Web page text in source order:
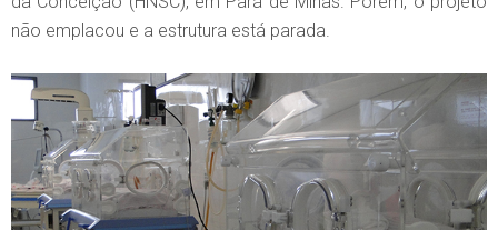
não emplacou e a estrutura está parada.